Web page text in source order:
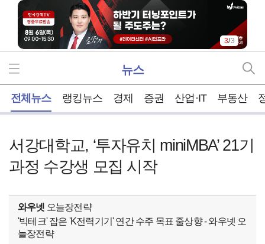
1/3
뉴스
전체뉴스 랭킹뉴스 경제 증권 산업·IT 부동산
서강대학교, ‘투자유치 miniMBA’ 21기
과정 수강생 모집 시작
와우넷 오늘장전략
'빅테크' 잡은 'K전력기기' 연간 수주 목표 줄상향 - 와우넷 오
늘장전략